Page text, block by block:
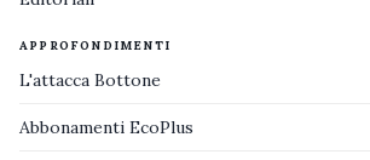
APPROFONDIMENTI
L'attacca Bottone
Abbonamenti EcoPlus